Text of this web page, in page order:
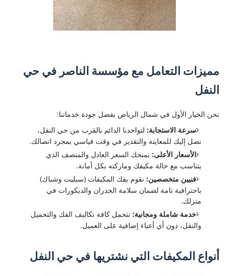
مميزات التعامل مع مؤسسة الناصر في حي
النفل
​نحن الخيار الأول في شمال الرياض بفضل جودة خدماتنا:
سرعة الاستجابة:لتواجدنا الدائم بالقرب من حي النفل،
نصل إليك للمعاينة والتقدير في وقت قياسي بمجرد اتصالك.
الأسعار الأعلى:نمنحك السعر العادل والمنصف الذي
يتناسب مع حالة مكيفك وماركته بكل أمانة.
فنيين متخصصين:نقوم بفك المكيفات (سبليت وشباك)
باحترافية تامة لضمان سلامة الجدران والديكورات في
منزلك.
خدمة شاملة ومجانية:نتحمل كافة تكاليف الفك والتحميل
والنقل، دون أي أعباء إضافية على العميل.
أنواع المكيفات التي نشتريها في حي النفل